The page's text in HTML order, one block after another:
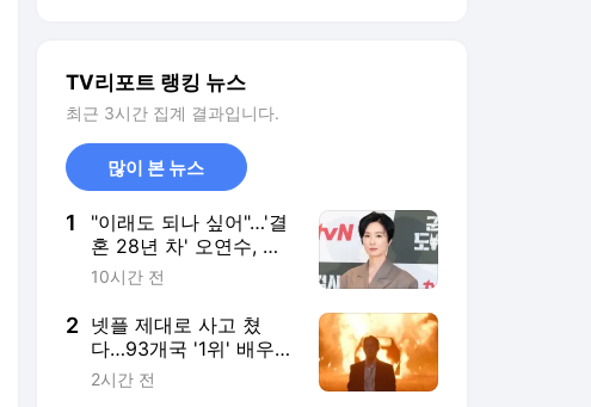
TV리포트 랭킹 뉴스
최근 3시간 집계 결과입니다.
많이 본 뉴스
1
"이래도 되나 싶어"…'결
혼 28년 차' 오연수, 올
케와 낮술 일상→제주서
10시간 전
2 넷플 제대로 사고 쳤
다…93개국 '1위' 배우→
기억 상실 서사로 시청
2시간 전